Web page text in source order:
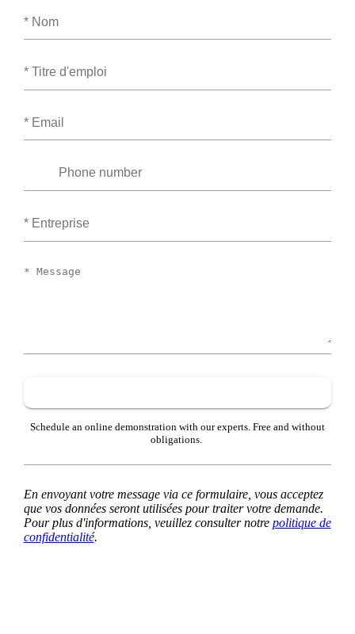
Nom
Titre
Email
Entreprise
Message
Schedule an online demonstration with our experts. Free and without
obligations.
En envoyant votre message via ce formulaire, vous acceptez
que vos données seront utilisées pour traiter votre demande.
Pour plus d'informations, veuillez consulter notre politique de
confidentialité.